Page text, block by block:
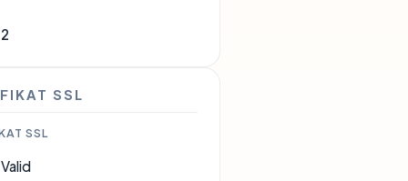
SSL
SSL